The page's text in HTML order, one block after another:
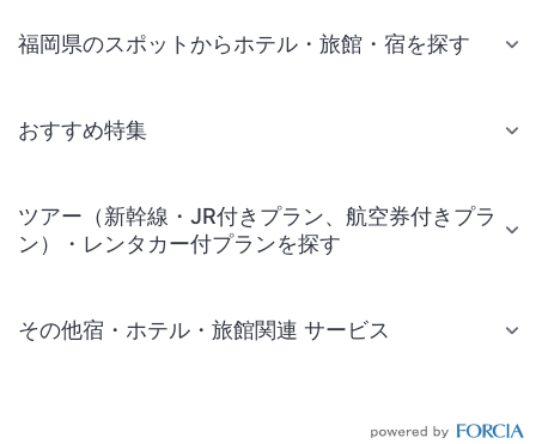
福岡県のスポットからホテル・旅館・宿を探す
おすすめ特集
ツアー（新幹線・JR付きプラン、航空券付きプラ
ン）・レンタカー付プランを探す
その他宿・ホテル・旅館関連 サービス